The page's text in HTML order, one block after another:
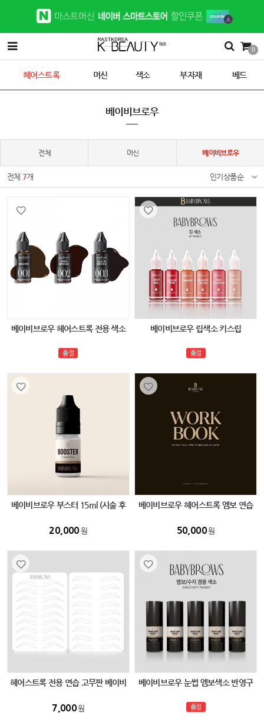
0
헤어스트록 머신 색소 부자재 베드
베이비브로우
전체 머신 베이비브로우
전체7개 인기상품순
베이비브로우 헤어스트록 전용 색소
품절
베이비브로우 립색소 키스립
품절
베이비브로우 부스터 15ml (시술 후
20,000원
베이비브로우 헤어스트록 엠보 연습
50,000원
헤어스트록 전용 연습 고무판 베이비
7,000원
베이비브로우 눈썹 엠보색소 반영구
품절